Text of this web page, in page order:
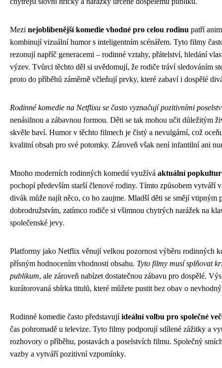
Mezi nejoblíbenější komedie vhodné pro celou rodinu patří
kombinují vizuální humor s inteligentním scénářem. Tyto filmy
rezonují napříč generacemi – rodinné vztahy, přátelství, hledání
výzev. Tvůrci těchto děl si uvědomují, že rodiče tráví sledováním
proto do příběhů záměrně včleňují prvky, které zabaví i dospělé
Rodinné komedie na Netflixu se často vyznačují pozitivními
nenásilnou a zábavnou formou. Děti se tak mohou učit důležitým
skvěle baví. Humor v těchto filmech je čistý a nevulgární, což
kvalitní obsah pro své potomky. Zároveň však není infantilní ani
Mnoho moderních rodinných komedií využívá aktuální
pochopí především starší členové rodiny. Tímto způsobem vytváří
divák může najít něco, co ho zaujme. Mladší děti se smějí vtipným
dobrodružstvím, zatímco rodiče si všimnou chytrých narážek na
společenské jevy.
Platformy jako Netflix věnují velkou pozornost výběru rodinných
přísným hodnocením vhodnosti obsahu. Tyto filmy musí splňovat
publikum, ale zároveň nabízet dostatečnou zábavu pro dospělé.
kurátorovaná sbírka titulů, které můžete pustit bez obav o
Rodinné komedie často představujíideální volbu pro společné
čas pohromadě u televize. Tyto filmy podporují sdílené zážitky a
rozhovory o příběhu, postavách a poselstvích filmu. Společný
vazby a vytváří pozitivní vzpomínky.